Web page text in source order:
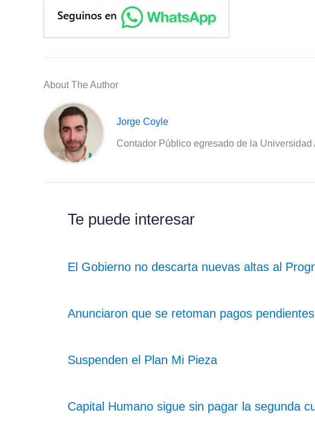
About The Author
Jorge Coyle
Contador Público egresado de la Universidad
Te puede interesar
El Gobierno no descarta nuevas altas al
Anunciaron que se retoman pagos
Suspenden el Plan Mi Pieza
Capital Humano sigue sin pagar la segunda